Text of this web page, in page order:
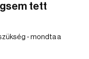
tett
- mondta a